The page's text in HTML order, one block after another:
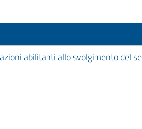
abilitanti allo svolgimento del